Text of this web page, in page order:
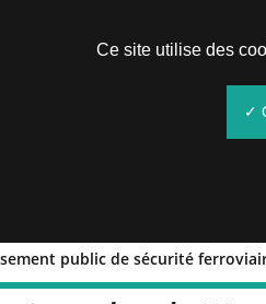
public de sécurité
public de
Ce site utilise des
✓